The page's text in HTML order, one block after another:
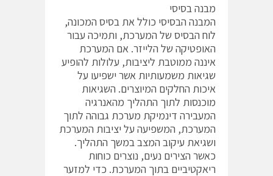
מבנה בסיסי
המבנה הבסיסי כולל את בסיס המכונה,
לוח הבסיס של המערכת, ותמיכה עבור
האופטיקה של הלייזר. אם המערכת
איננה ממוטבת ליציבות, עלולות להופיע
שגיאות משמעותיות אשר ישפיעו על
איכות החלקים המיוצרים. השגיאות
מוכנסות לתוך התהליך מהאנרגיה
המעבירה דינמיקת מערכת גבוהה לתוך
המערכת, המשפיעה על יציבות המערכת
ושגיאת עיקוב המצב במשך התהליך.
כאשר הצירים נעים, נוצרים כוחות
ריאקטיביים בתוך המערכת. כדי למזער